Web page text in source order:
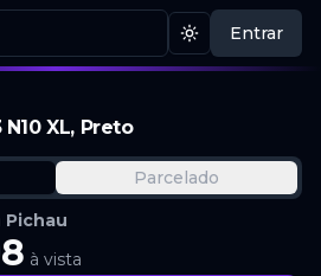
Mudar tema
Entrar
XL, Preto
Parcelado
Pichau
à vista